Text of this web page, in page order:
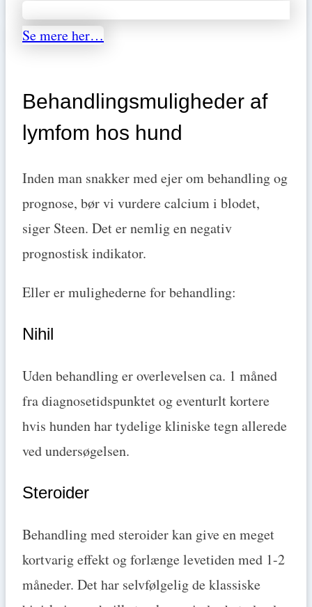
Se mere her…
Behandlingsmuligheder af
lymfom hos hund
Inden man snakker med ejer om behandling og
prognose, bør vi vurdere calcium i blodet,
siger Steen. Det er nemlig en negativ
prognostisk indikator.
Eller er mulighederne for behandling:
Nihil
Uden behandling er overlevelsen ca. 1 måned
fra diagnosetidspunktet og eventurlt kortere
hvis hunden har tydelige kliniske tegn allerede
ved undersøgelsen.
Steroider
Behandling med steroider kan give en meget
kortvarig effekt og forlænge levetiden med 1-2
måneder. Det har selvfølgelig de klassiske